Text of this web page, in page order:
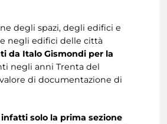
degli spazi, degli edifici e
negli edifici delle città
da Italo Gismondi per la
negli anni Trenta del
di documentazione di
solo la prima sezione